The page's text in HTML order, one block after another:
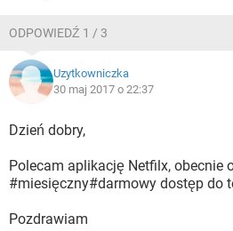
ODPOWIEDŹ 1 / 3
Uzytkowniczka
30 maj 2017 o 22:37
Dzień dobry,
Polecam aplikację Netfilx, obecnie
#miesięczny#darmowy dostęp do
Pozdrawiam